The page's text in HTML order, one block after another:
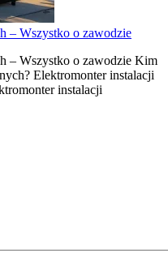
– Wszystko o zawodzie
– Wszystko o zawodzie Kim
Elektromonter instalacji
instalacji